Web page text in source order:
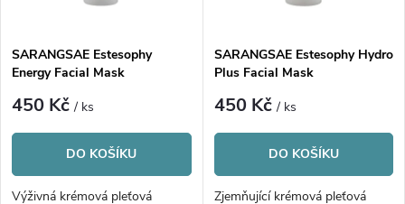
p
r
o
s
p
r
o
SARANGSAE Estesophy
Energy Facial Mask
450 Kč/ ks
DO KOŠÍKU
Výživná krémová pleťová
SARANGSAE Estesophy Hydro
Plus Facial Mask
450 Kč/ ks
DO KOŠÍKU
Zjemňující krémová pleťová